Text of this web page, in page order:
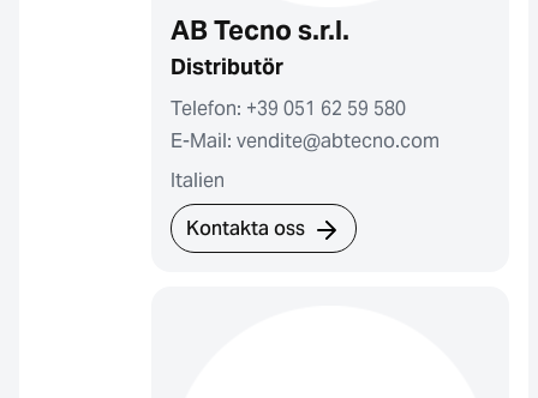
AB Tecno s.r.l.
Distributör
Telefon: +39 051 62 59 580
E-Mail: vendite@abtecno.com
Italien
Kontakta oss